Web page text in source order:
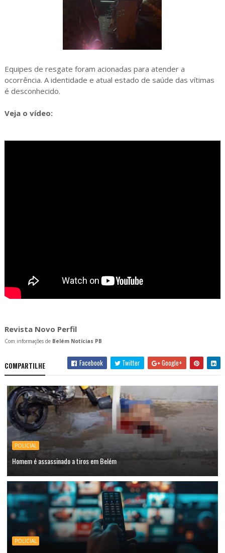
Equipes de resgate foram acionadas para atender a
ocorrência. A identidade e atual estado de saúde das vítimas
é desconhecido.
Veja o vídeo:
Revista Novo Perfil
Com informações de Belém Notícias PB
COMPARTILHE Facebook Twitter Google+
POLICIAL
Homem é assassinado a tiros em Belém
POLICIAL